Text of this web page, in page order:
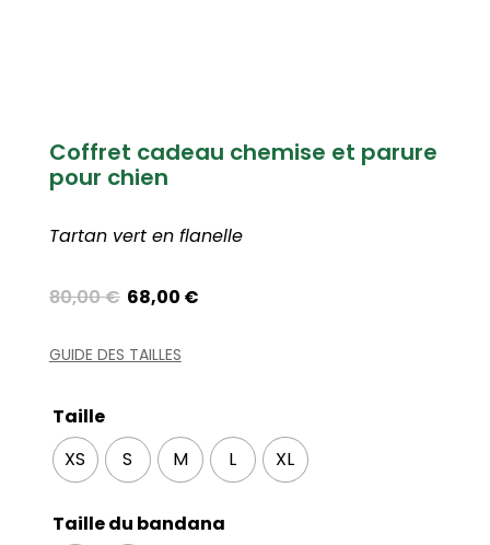
Coffret cadeau chemise et parure
pour chien
Tartan vert en flanelle
80,00€ Le
prix
initial
était :
68,00 €Le
GUIDE DES TAILLES
Taille
XS
S M L XL
Taille du bandana